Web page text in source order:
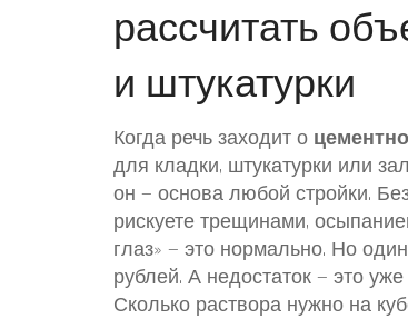
рассчитать
и штукатурки
Когда речь заходит о
для кладки, штукатурки или
он — основа любой стройки.
рискуете трещинами,
глаз» — это нормально. Но
рублей. А недостаток — это
Сколько раствора нужно на